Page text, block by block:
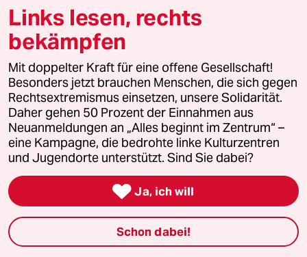
bundestalk
fernverbindung
klima update°
Mauerecho
Freie Rede
reingehen
Newsletter
Links lesen, rechts
bekämpfen
Mit doppelter Kraft für eine offene Gesellschaft!
Besonders jetzt brauchen Menschen, die sich gegen
Rechtsextremismus einsetzen, unsere Solidarität.
Daher gehen 50 Prozent der Einnahmen aus
Neuanmeldungen an „Alles beginnt im Zentrum“ –
eine Kampagne, die bedrohte linke Kulturzentren
und Jugendorte unterstützt. Sind Sie dabei?
 Ja, ich will
Schon dabei!